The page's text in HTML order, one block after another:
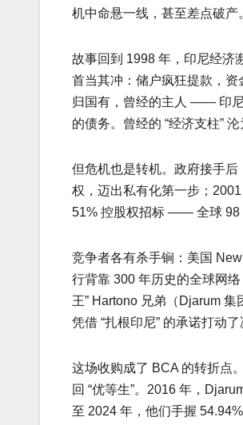
机中命悬一线，甚至差点破产
故事回到 1998 年，印尼经济
首当其冲：储户疯狂提款，
归国有，曾经的主人 —— 印尼
的债务。曾经的 “经济支柱”
但危机也是转机。政府接手后
权，迈出私有化第一步；
51% 控股权招标 —— 全球 98
竞争者各有杀手锏：美国
行背靠 300 年历史的全球网
王” Hartono 兄弟（Djarum
凭借 “扎根印尼” 的承诺打动
这场收购成了 BCA 的转折点
回 “优等生”。2016 年，
至 2024 年，他们手握